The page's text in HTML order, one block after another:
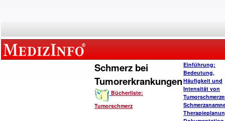
Schmerz bei
Tumorerkrankungen
Bücherliste:
Tumorschmerz
Einführung:
Bedeutung,
Häufigkeit und
Intensität von